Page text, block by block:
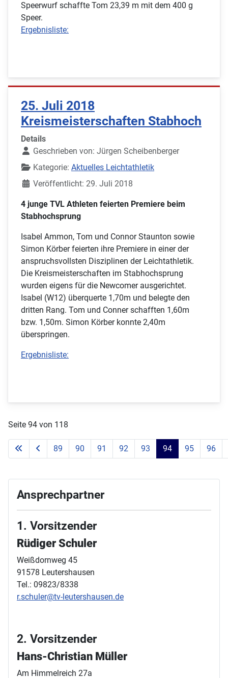
Speerwurf schaffte Tom 23,39 m mit dem 400 g
Speer.
Ergebnisliste:
25. Juli 2018
Kreismeisterschaften Stabhoch
Details
Geschrieben von: Jürgen Scheibenberger
Kategorie: Aktuelles Leichtathletik
Veröffentlicht: 29. Juli 2018
4 junge TVL Athleten feierten Premiere beim
Stabhochsprung
Isabel Ammon, Tom und Connor Staunton sowie
Simon Körber feierten ihre Premiere in einer der
anspruchsvollsten Disziplinen der Leichtathletik.
Die Kreismeisterschaften im Stabhochsprung
wurden eigens für die Newcomer ausgerichtet.
Isabel (W12) überquerte 1,70m und belegte den
dritten Rang. Tom und Conner schafften 1,60m
bzw. 1,50m. Simon Körber konnte 2,40m
überspringen.
Ergebnisliste:
Seite 94 von 118
89 90 91 92 93 94 95 96
Ansprechpartner
1. Vorsitzender
Rüdiger Schuler
Weißdornweg 45
91578 Leutershausen
Tel.: 09823/8338
r.schuler@tv-leutershausen.de
2. Vorsitzender
Hans-Christian Müller
Am Himmelreich 27a